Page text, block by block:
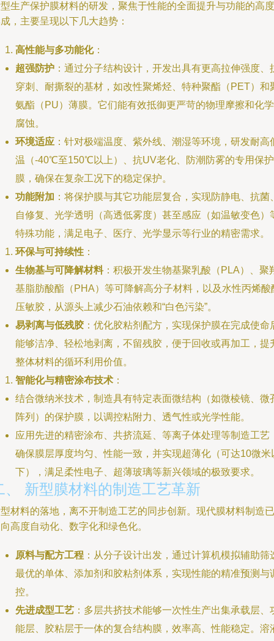
生产保护膜材料的研发，聚焦于性能的全面提升与功能的高度
，主要呈现以下几大趋势：
高性能与多功能化：
超强防护 ：通过分子结构设计，开发出具有更高拉伸强度、
穿刺、耐撕裂的基材，如改性聚烯烃、特种聚酯（PET）和
氨酯（PU）薄膜。它们能有效抵御更严苛的物理摩擦和化学
腐蚀。
环境适应 ：针对极端温度、紫外线、潮湿等环境，研发耐高
温（-40℃至150℃以上）、抗UV老化、防潮防雾的专用保护
膜，确保在复杂工况下的稳定保护。
功能附加 ：将保护膜与其它功能层复合，实现防静电、抗菌
自修复、光学透明（高透低雾度）甚至感应（如温敏变色）
特殊功能，满足电子、医疗、光学显示等行业的精密需求。
环保与可持续性 ：
生物基与可降解材料：积极开发生物基聚乳酸（PLA）、聚
基脂肪酸酯（PHA）等可降解高分子材料，以及水性丙烯酸
压敏胶，从源头上减少石油依赖和“白色污染”。
易剥离与低残胶 ：优化胶粘剂配方，实现保护膜在完成使命
能够洁净、轻松地剥离，不留残胶，便于回收或再加工，提
整体材料的循环利用价值。
智能化与精密涂布技术 ：
结合微纳米技术，制造具有特定表面微结构（如微棱镜、微
阵列）的保护膜，以调控粘附力、透气性或光学性能。
应用先进的精密涂布、共挤流延、等离子体处理等制造工艺
确保膜层厚度均匀、性能一致，并实现超薄化（可达10微米
下），满足柔性电子、超薄玻璃等新兴领域的极致要求。
、 新型膜材料的制造工艺革新
材料的落地，离不开制造工艺的同步创新。现代膜材料制造已
高度自动化、数字化和绿色化。
原料与配方工程 ：从分子设计出发，通过计算机模拟辅助筛
最优的单体、添加剂和胶粘剂体系，实现性能的精准预测与
控。
先进成型工艺 ：多层共挤技术能够一次性生产出集承载层、
能层、胶粘层于一体的复合结构膜，效率高、性能稳定。溶